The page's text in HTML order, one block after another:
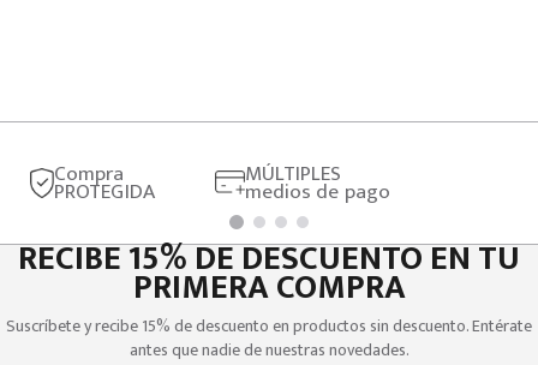
Compra
PROTEGIDA
MÚLTIPLES
medios de pago
RECIBE 15% DE DESCUENTO EN TU
PRIMERA COMPRA
Suscríbete y recibe 15% de descuento en productos sin descuento. Entérate
antes que nadie de nuestras novedades.